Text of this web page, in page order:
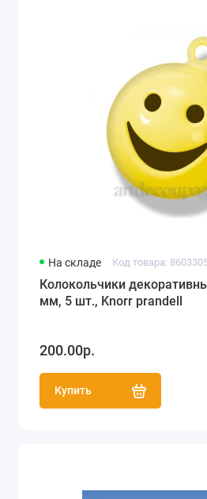
На складе Код товара:
Колокольчики
мм, 5 шт., Knorr prandell
200.00р.
Купить